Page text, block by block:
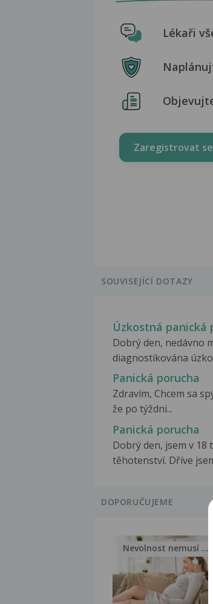
Lékaři
Zaregistrovat
SOUVISEJÍCÍ DOTAZY
Úzkostná panická
Dobrý den, nedávno
diagnostikována
Panická porucha
Zdravím, Chcem sa
že po týždni...
Panická porucha
Dobrý den, jsem v 18
těhotenství. Dříve
DOPORUČUJEME
Nevolnost nemusí být nutnou...